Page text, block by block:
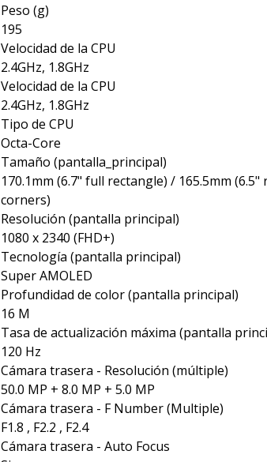
Peso (g)
195
Velocidad de la CPU
2.4GHz, 1.8GHz
Velocidad de la CPU
2.4GHz, 1.8GHz
Tipo de CPU
Octa-Core
Tamaño (pantalla_principal)
170.1mm (6.7" full rectangle) / 165.5mm (6.5"
corners)
Resolución (pantalla principal)
1080 x 2340 (FHD+)
Tecnología (pantalla principal)
Super AMOLED
Profundidad de color (pantalla principal)
16 M
Tasa de actualización máxima (pantalla
120 Hz
Cámara trasera - Resolución (múltiple)
50.0 MP + 8.0 MP + 5.0 MP
Cámara trasera - F Number (Multiple)
F1.8 , F2.2 , F2.4
Cámara trasera - Auto Focus